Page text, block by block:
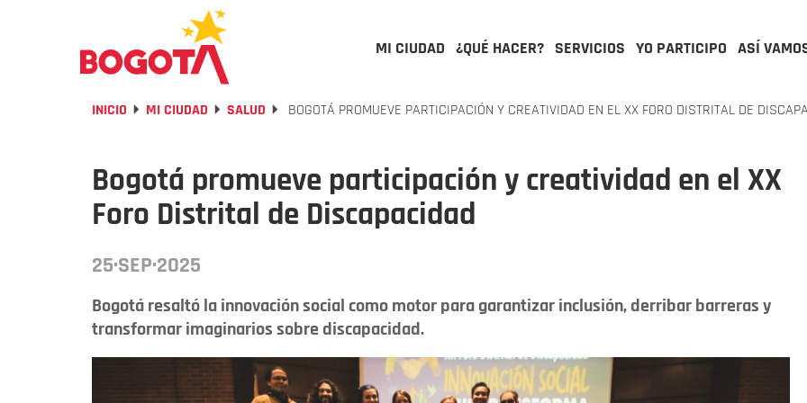
MI CIUDAD ¿QUÉ HACER? SERVICIOS YO PARTICIPO ASÍ
INICIO MI CIUDAD SALUD BOGOTÁ PROMUEVE PARTICIPACIÓN Y CREATIVIDAD EN EL XX FORO DISTRITAL DE
Bogotá promueve participación y creatividad en el XX
Foro Distrital de Discapacidad
25·SEP·2025
Bogotá resaltó la innovación social como motor para garantizar inclusión, derribar barreras y
transformar imaginarios sobre discapacidad.